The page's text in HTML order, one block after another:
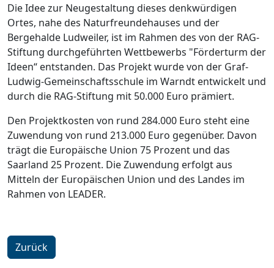
Die Idee zur Neugestaltung dieses denkwürdigen
Ortes, nahe des Naturfreundehauses und der
Bergehalde Ludweiler, ist im Rahmen des von der RAG-
Stiftung durchgeführten Wettbewerbs "Förderturm der
Ideen“ entstanden. Das Projekt wurde von der Graf-
Ludwig-Gemeinschaftsschule im Warndt entwickelt und
durch die RAG-Stiftung mit 50.000 Euro prämiert.
Den Projektkosten von rund 284.000 Euro steht eine
Zuwendung von rund 213.000 Euro gegenüber. Davon
trägt die Europäische Union 75 Prozent und das
Saarland 25 Prozent. Die Zuwendung erfolgt aus
Mitteln der Europäischen Union und des Landes im
Rahmen von LEADER.
Zurück